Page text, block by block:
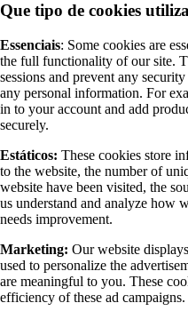
Que tipo de cookies
Essenciais: Some cookies are
the full functionality of our site.
sessions and prevent any
any personal information. For
in to your account and add
securely.
Estáticos: These cookies store
to the website, the number of
website have been visited, the
us understand and analyze how
needs improvement.
Marketing: Our website
used to personalize the
are meaningful to you. These
efficiency of these ad campaigns.